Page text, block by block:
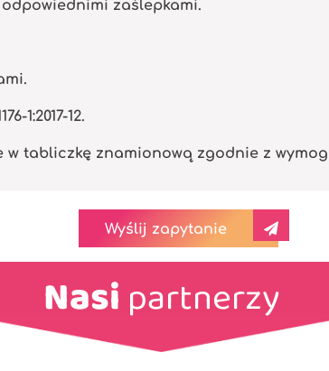
zaślepkami.
1:2017-12.
tabliczkę znamionową zgodnie z
Wyślij zapytanie
Nasipartnerzy